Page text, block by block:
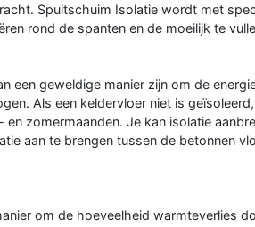
Spuitschuim Isolatie wordt met
rond de spanten en de moeilijk te
een geweldige manier zijn om de
Als een keldervloer niet is
zomermaanden. Je kan isolatie
aan te brengen tussen de betonnen
om de hoeveelheid warmteverlies